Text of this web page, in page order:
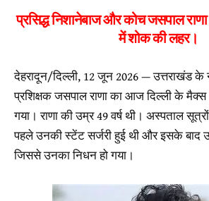
प्रसिद्ध निशानेबाज और कोच जसपाल
में शोक की लहर।
देहरादून/दिल्ली, 12 जून 2026 — उत्तराखंड के
प्रशिक्षक जसपाल राणा का आज दिल्ली के
गया। राणा की उम्र 49 वर्ष थी। अस्पताल
पहले उनकी स्टेंट सर्जरी हुई थी और इसके बाद
जिससे उनका निधन हो गया।